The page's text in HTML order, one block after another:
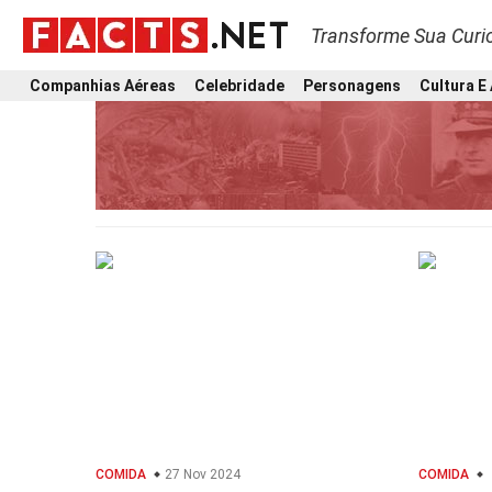
Transforme Sua
Companhias Aéreas Celebridade Personagens Cultura E
COMIDA 27 Nov 2024 COMIDA